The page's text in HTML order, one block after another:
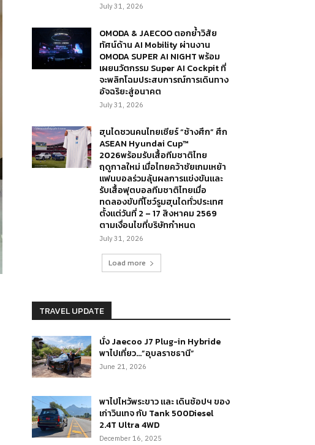
July 31, 2026
OMODA & JAECOO ตอกย้ำวิสัย
ทัศน์ด้าน AI Mobility ผ่านงาน
OMODA SUPER AI NIGHT พร้อม
เผยนวัตกรรม Super AI Cockpit ที่
จะพลิกโฉมประสบการณ์การเดินทาง
อัจฉริยะสู่อนาคต
July 31, 2026
ฮุนไดชวนคนไทยเชียร์ “ช้างศึก” ศึก
ASEAN Hyundai Cup™
2026พร้อมรับเสื้อทีมชาติไทย
ฤดูกาลใหม่ เมื่อไทยคว้าชัยเกมเหย้า
แฟนบอลร่วมลุ้นผลการแข่งขันและ
รับเสื้อฟุตบอลทีมชาติไทยเมื่อ
ทดลองขับที่โชว์รูมฮุนไดทั่วประเทศ
ตั้งแต่วันที่ 2 – 17 สิงหาคม 2569
ตามเงื่อนไขที่บริษัทกำหนด
July 31, 2026
Load more
TRAVEL UPDATE
นั่ง Jaecoo J7 Plug-in Hybride
พาไปเที่ยว…”อุบลราชธานี”
June 21, 2026
พาไปไหว้พระขาว และ เดินช้อปฯ ของ
เก่าวินเทจ กับ Tank 500Diesel
2.4T Ultra 4WD
December 16, 2025